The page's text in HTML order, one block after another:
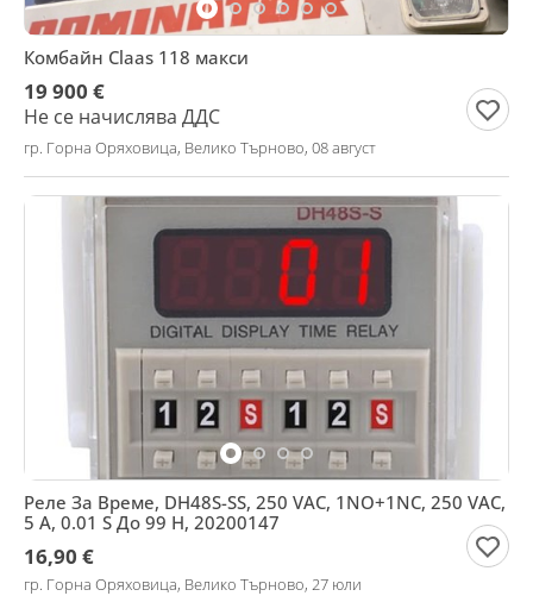
Комбайн Claas 118 макси
19 900 €
Не се начислява ДДС
гр. Горна Оряховица, Велико Търново, 08 август
Реле За Време, DH48S-SS, 250 VAC, 1NO+1NC, 250 VAC,
5 A, 0.01 S До 99 H, 20200147
16,90 €
гр. Горна Оряховица, Велико Търново, 27 юли